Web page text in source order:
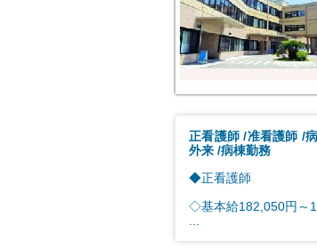
正看護師 准看護師
外来 病棟勤務
◆正看護師
◇基本給182,050円～